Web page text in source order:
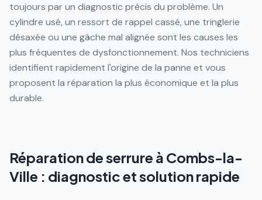
toujours par un diagnostic précis du problème. Un
cylindre usé, un ressort de rappel cassé, une tringlerie
désaxée ou une gâche mal alignée sont les causes les
plus fréquentes de dysfonctionnement. Nos techniciens
identifient rapidement l'origine de la panne et vous
proposent la réparation la plus économique et la plus
durable.
Réparation de serrure à Combs-la-
Ville : diagnostic et solution rapide